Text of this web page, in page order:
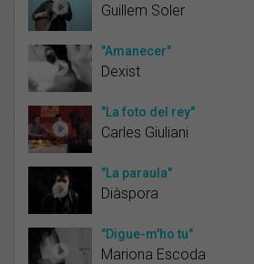
Guillem Soler
"Amanecer"
Dexist
"La foto del rey"
Carles Giuliani
"La paraula"
Diàspora
"Digue-m'ho tu"
Mariona Escoda